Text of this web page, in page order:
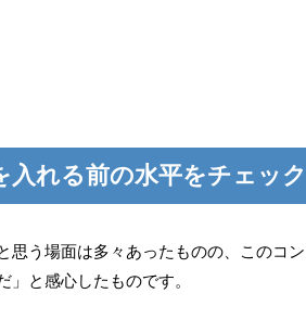
入れる前の水平をチェック
思う場面は多々あったものの、このコ
と感心したものです。